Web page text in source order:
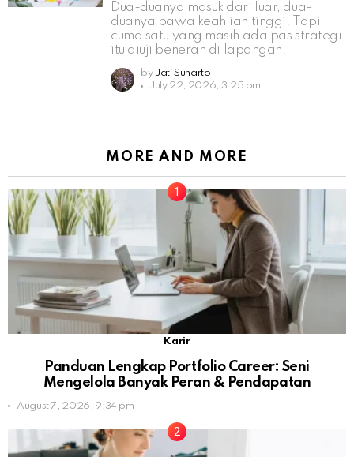
Dua-duanya masuk dari luar, dua-
duanya bawa keahlian tinggi. Tapi
cuma satu yang masih ada pas strategi
itu diuji beneran di lapangan.
by Jati Sunarto
July 22, 2026, 3:25 pm
MORE AND MORE
Karir
Panduan Lengkap Portfolio Career: Seni
Mengelola Banyak Peran & Pendapatan
August 7, 2026, 9:34 pm